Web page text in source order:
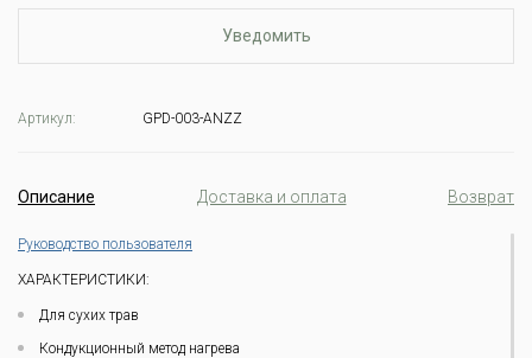
Уведомить
Артикул: GPD-003-ANZZ
Описание Доставка и оплата Возврат
Руководство пользователя
ХАРАКТЕРИСТИКИ:
Для сухих трав
Кондукционный метод нагрева